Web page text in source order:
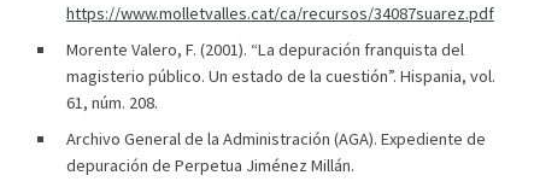
https://www.molletvalles.cat/ca/recursos/34087suarez.pdf
Morente Valero, F. (2001). “La depuración franquista del
magisterio público. Un estado de la cuestión”. Hispania, vol.
61, núm. 208.
Archivo General de la Administración (AGA). Expediente de
depuración de Perpetua Jiménez Millán.